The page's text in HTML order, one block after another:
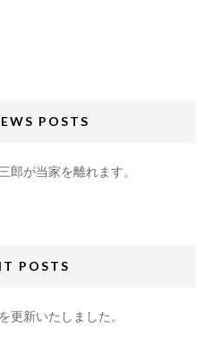
POSTS
郎が当家を離れます。
POSTS
更新いたしました。